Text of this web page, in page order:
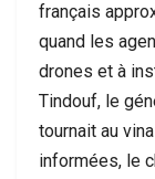
français
quand les
drones et à
Tindouf, le
tournait au
informées, le